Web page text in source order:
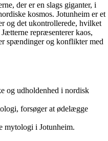
der er en slags giganter, i
kosmos. Jotunheim er et
og det ukontrollerede, hvilket
repræsenterer kaos,
spændinger og konflikter med
og udholdenhed i nordisk
forsøger at ødelægge
mytologi i Jotunheim.